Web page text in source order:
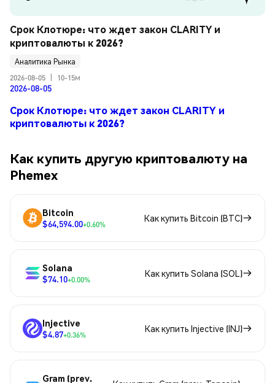
Срок Клотюре: что ждет закон CLARITY и
криптовалюты к 2026?
Аналитика Рынка
2026-08-05
10-15м
2026-08-05
Срок Клотюре: что ждет закон CLARITY и
криптовалюты к 2026?
Как купить другую криптовалюту на
Phemex
Bitcoin
$64,594.00+0.60%
Как купить Bitcoin (BTC)
Solana
$74.10+0.00%
Как купить Solana (SOL)
Injective
$4.87+0.36%
Как купить Injective (INJ)
Gram (prev.